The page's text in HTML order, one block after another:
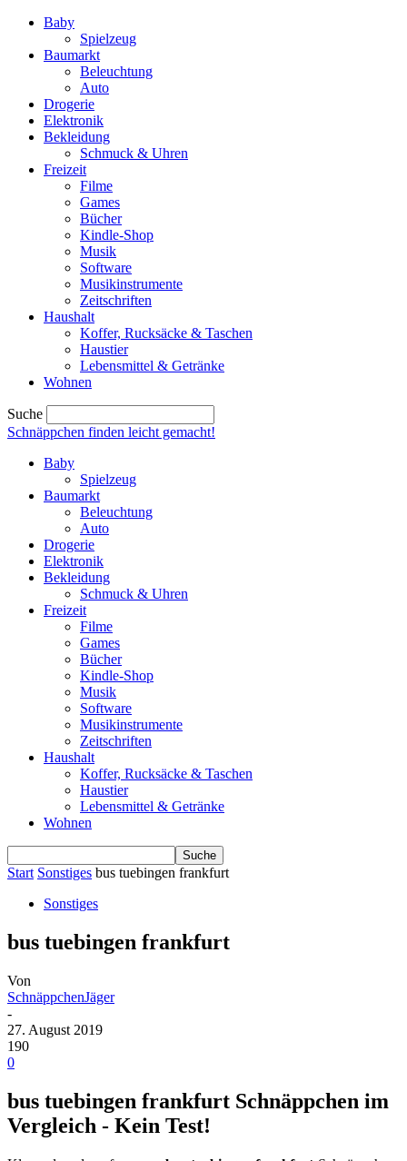
Baby
Spielzeug
Baumarkt
Beleuchtung
Auto
Drogerie
Elektronik
Bekleidung
Schmuck & Uhren
Freizeit
Filme
Games
Bücher
Kindle-Shop
Musik
Software
Musikinstrumente
Zeitschriften
Haushalt
Koffer, Rucksäcke & Taschen
Haustier
Lebensmittel & Getränke
Wohnen
Suche
Schnäppchen finden leicht gemacht!
Baby
Spielzeug
Baumarkt
Beleuchtung
Auto
Drogerie
Elektronik
Bekleidung
Schmuck & Uhren
Freizeit
Filme
Games
Bücher
Kindle-Shop
Musik
Software
Musikinstrumente
Zeitschriften
Haushalt
Koffer, Rucksäcke & Taschen
Haustier
Lebensmittel & Getränke
Wohnen
Start Sonstiges bus tuebingen frankfurt
Sonstiges
bus tuebingen frankfurt
Von
SchnäppchenJäger
-
27. August 2019
190
0
bus tuebingen frankfurt Schnäppchen im
Vergleich - Kein Test!